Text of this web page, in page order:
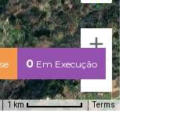
1 km Terms
0 Em Execução